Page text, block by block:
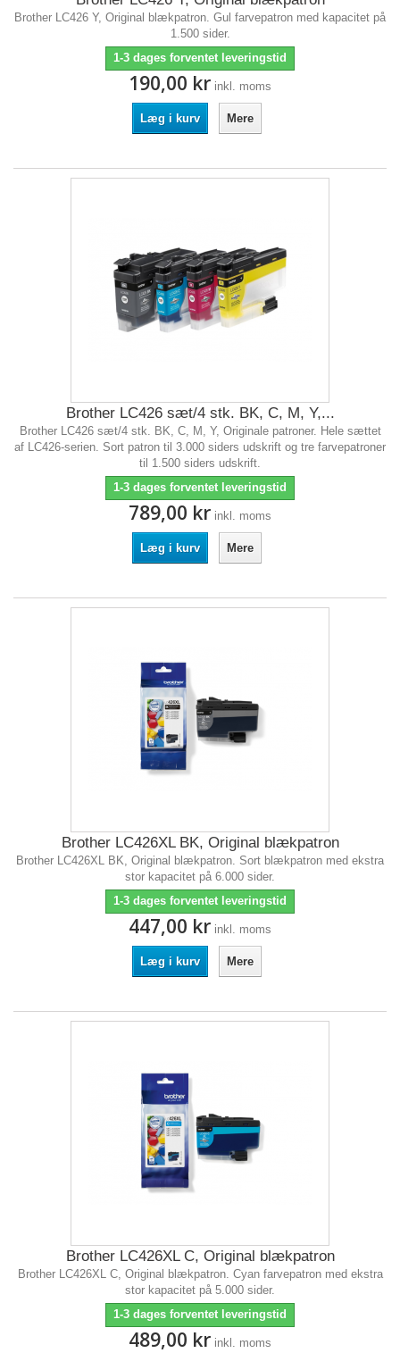
Brother LC426 Y, Original blækpatron. Gul farvepatron med kapacitet på
1.500 sider.
1-3 dages forventet leveringstid
190,00 kr inkl. moms
Læg i kurv Mere
Brother LC426 sæt/4 stk. BK, C, M, Y,...
Brother LC426 sæt/4 stk. BK, C, M, Y, Originale patroner. Hele sættet
af LC426-serien. Sort patron til 3.000 siders udskrift og tre farvepatroner
til 1.500 siders udskrift.
1-3 dages forventet leveringstid
789,00 kr inkl. moms
Læg i kurv Mere
Brother LC426XL BK, Original blækpatron
Brother LC426XL BK, Original blækpatron. Sort blækpatron med ekstra
stor kapacitet på 6.000 sider.
1-3 dages forventet leveringstid
447,00 kr inkl. moms
Læg i kurv Mere
Brother LC426XL C, Original blækpatron
Brother LC426XL C, Original blækpatron. Cyan farvepatron med ekstra
stor kapacitet på 5.000 sider.
1-3 dages forventet leveringstid
489,00 kr inkl. moms